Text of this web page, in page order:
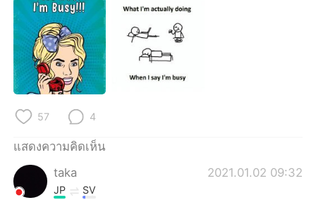
العربية Français
Deutsch 日本語
한국어 Русский
Indonesia
Türkçe
Português
57 4
แสดงความคิดเห็น
taka
2021.01.02 09:32
JP SV